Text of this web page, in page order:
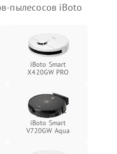
пылесосов iBoto
iBoto Smart
Х420GW PRO
iBoto Smart
V720GW Aqua